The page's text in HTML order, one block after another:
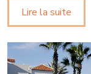
Lire la suite